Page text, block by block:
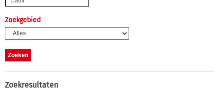
Zoekgebied
Zoekresultaten